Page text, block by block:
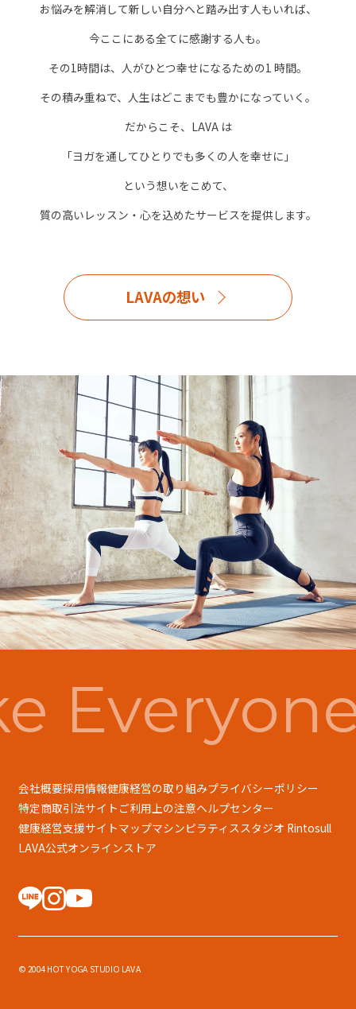
お悩みを解消して新しい自分へと踏み出す人もいれば、
今ここにある全てに感謝する人も。
その1時間は、人がひとつ幸せになるための1 時間。
その積み重ねで、人生はどこまでも豊かになっていく。
だからこそ、LAVA は
「ヨガを通してひとりでも多くの人を幸せに」
という想いをこめて、
質の高いレッスン・心を込めたサービスを提供します。
LAVAの想い
会社概要採用情報健康経営の取り組みプライバシーポリシー
特定商取引法サイトご利用上の注意ヘルプセンター
健康経営支援サイトマップマシンピラティススタジオ Rintosull
LAVA公式オンラインストア
© 2004 HOT YOGA STUDIO LAVA